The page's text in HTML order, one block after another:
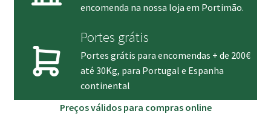
encomenda na nossa loja em Portimão.
Portes grátis
Portes grátis para encomendas + de 200€
até 30Kg, para Portugal e Espanha
continental
Preços válidos para compras online